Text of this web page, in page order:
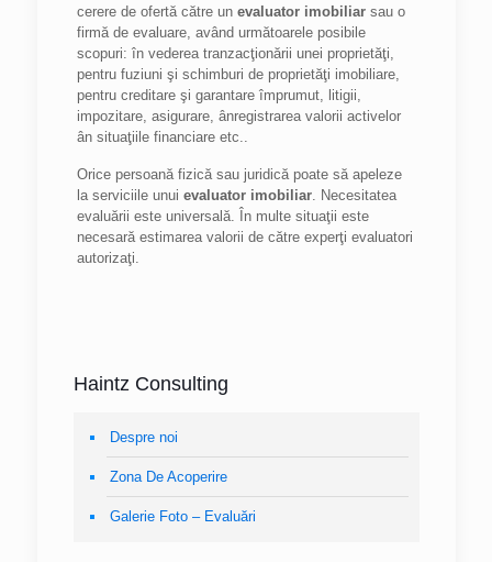
cerere de ofertă către un evaluator imobiliarsau o
firmă de evaluare, având următoarele posibile
scopuri: în vederea tranzacţionării unei proprietăţi,
pentru fuziuni şi schimburi de proprietăţi imobiliare,
pentru creditare şi garantare împrumut, litigii,
impozitare, asigurare, ânregistrarea valorii activelor
ân situaţiile financiare etc..
Orice persoană fizică sau juridică poate să apeleze
la serviciile unui evaluator imobiliar. Necesitatea
evaluării este universală. În multe situaţii este
necesară estimarea valorii de către experţi evaluatori
autorizaţi.
Haintz Consulting
Despre noi
Zona De Acoperire
Galerie Foto – Evaluări